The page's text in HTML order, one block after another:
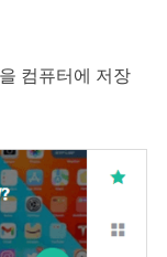
컴퓨터에 저장